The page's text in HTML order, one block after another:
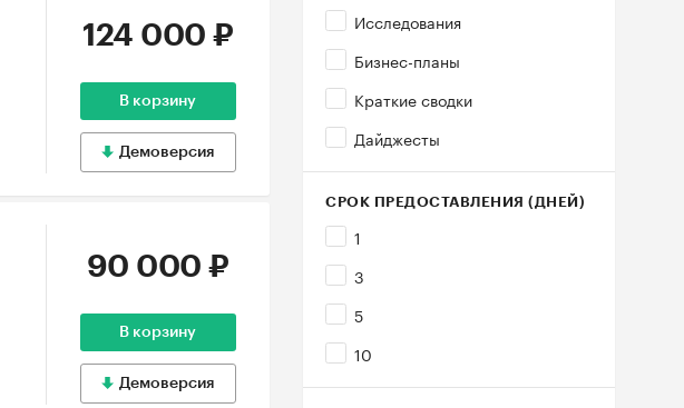
Исследования
Бизнес-планы
Краткие сводки
Дайджесты
СРОК ПРЕДОСТАВЛЕНИЯ (ДНЕЙ)
1
3
5
10
124 000 ₽
В корзину
Демоверсия
90 000 ₽
В корзину
Демоверсия